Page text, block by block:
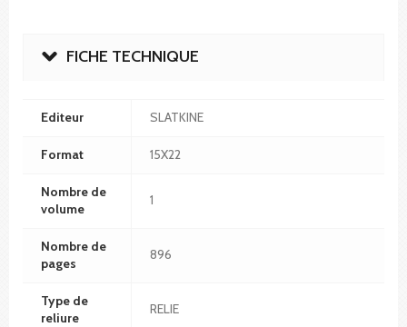
FICHE TECHNIQUE
Editeur SLATKINE
Format 15X22
Nombre de
volume
1
Nombre de
pages
896
Type de
reliure
RELIE